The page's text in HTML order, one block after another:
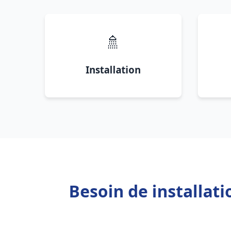
🚿
Installation
Besoin de